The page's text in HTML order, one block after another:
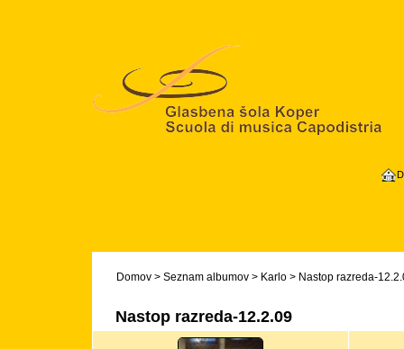
Domov> Seznam albumov> Karlo> Nastop razreda-
Nastop razreda-12.2.09